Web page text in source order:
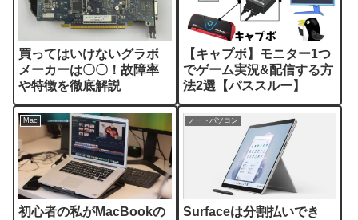
買ってはいけないグラボ
メーカーは〇〇！故障率
や特徴を徹底解説
【キャプボ】モニター1つ
でゲーム実況&配信する方
法2選【パススルー】
Mac
初心者の私がMacBookの
ノートパソコン
Surfaceは分割払いでき